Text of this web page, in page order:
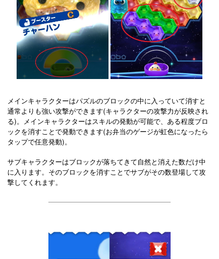
メインキャラクターはパズルのブロックの中に入っていて消すと
通常よりも強い攻撃ができます(キャラクターの攻撃力が反映され
る)。メインキャラクターはスキルの発動が可能で、ある程度ブロ
ックを消すことで発動できます(お弁当のゲージが虹色になったら
タップで任意発動)。
サブキャラクターはブロックが落ちてきて自然と消えた数だけ中
に入ります。そのブロックを消すことでサブがその数登場して攻
撃してくれます。